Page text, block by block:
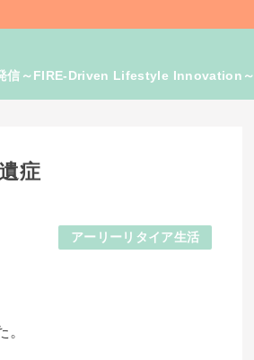
発信～FIRE-Driven Lifestyle Innovation～
症
アーリーリタイア生活